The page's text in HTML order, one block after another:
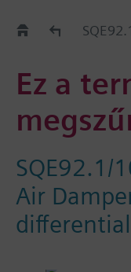
Régi-Új
Ez a
SQE92.1/
Air